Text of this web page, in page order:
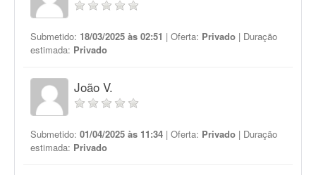
Submetido: 18/03/2025 às 02:51 | Oferta: Privado | Duração
estimada: Privado
João V.
Submetido: 01/04/2025 às 11:34 | Oferta: Privado | Duração
estimada: Privado